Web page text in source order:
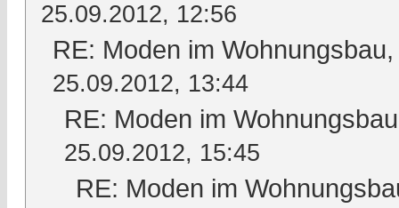
25.09.2012, 12:56
RE: Moden im
25.09.2012, 13:44
RE: Moden im
25.09.2012, 15:45
RE: Moden im